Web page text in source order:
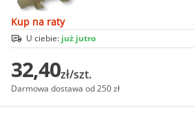
Kup na raty
U ciebie: już jutro
32,40zł/szt.
Darmowa dostawa od 250 zł